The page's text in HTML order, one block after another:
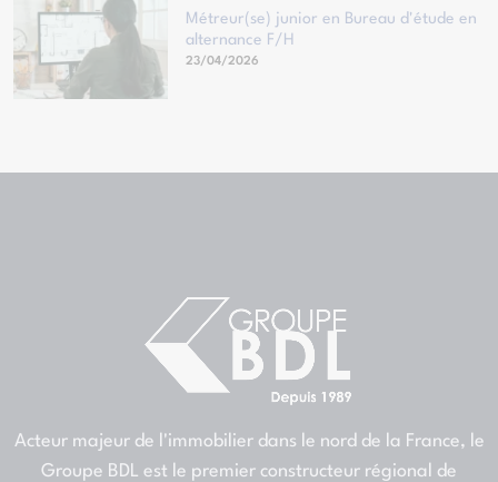
Métreur(se) junior en Bureau d'étude en
alternance F/H
23/04/2026
Acteur majeur de l'immobilier dans le nord de la France, le
Groupe BDL est le premier constructeur régional de